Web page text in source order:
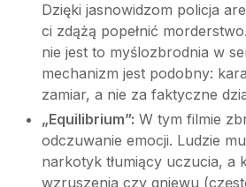
Dzięki jasnowidzom policja
ci zdążą popełnić
nie jest to myślozbrodnia w
mechanizm jest podobny:
zamiar, a nie za faktyczne
„Equilibrium”: W tym filmie
odczuwanie emocji. Ludzie
narkotyk tłumiący uczucia, a
wzruszenia czy gniewu